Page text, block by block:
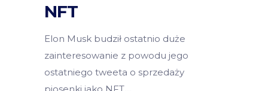
NFT
Elon Musk budził ostatnio duże
zainteresowanie z powodu jego
ostatniego tweeta o sprzedaży